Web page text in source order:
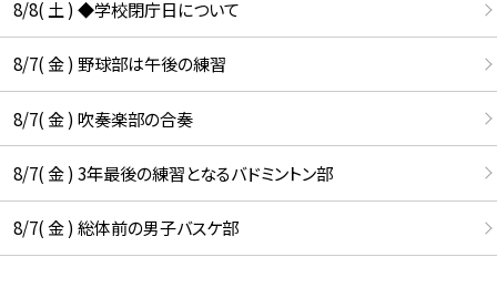
8/8( 土 ) ◆学校閉庁日について
8/7( 金 ) 野球部は午後の練習
8/7( 金 ) 吹奏楽部の合奏
8/7( 金 ) 3年最後の練習となるバドミントン部
8/7( 金 ) 総体前の男子バスケ部